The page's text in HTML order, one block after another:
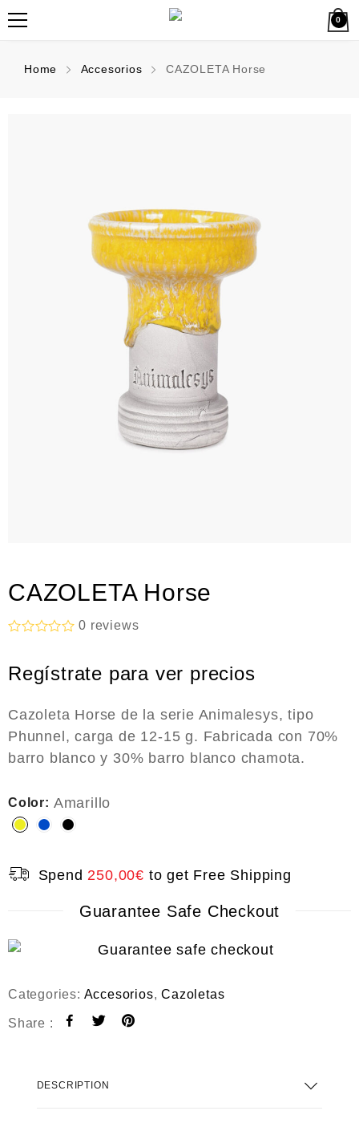
0
Home Accesorios CAZOLETA Horse
CAZOLETA Horse
t
e
0
u
t
o
0 reviews
Regístrate para ver precios
Cazoleta Horse de la serie Animalesys, tipo
Phunnel, carga de 12-15 g. Fabricada con 70%
barro blanco y 30% barro blanco chamota.
Color: Amarillo
Spend 250,00€ to get Free Shipping
Guarantee Safe Checkout
Categories: Accesorios,Cazoletas
Share :
DESCRIPTION